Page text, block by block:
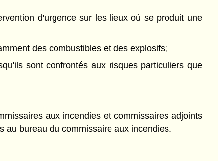
d'urgence sur les lieux où se produit une
des combustibles et des explosifs;
sont confrontés aux risques particuliers que
aux incendies et commissaires adjoints
au bureau du commissaire aux incendies.